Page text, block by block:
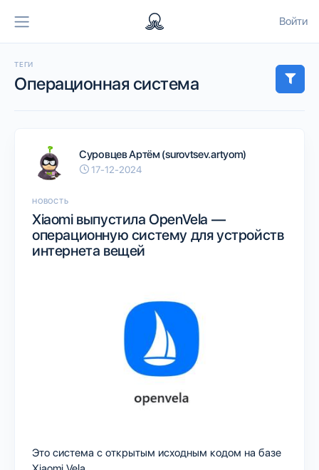
Войти
ТЕГИ
Операционная система
Суровцев Артём (surovtsev.artyom)
17-12-2024
НОВОСТЬ
Xiaomi выпустила OpenVela —
операционную систему для устройств
интернета вещей
Это система с открытым исходным кодом на базе